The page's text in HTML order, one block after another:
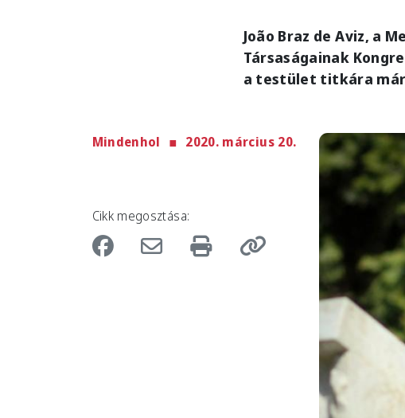
João Braz de Aviz, a
Társaságainak
a testület titkára
Mindenhol 2020. március 20.
Cikk megosztása:
Image